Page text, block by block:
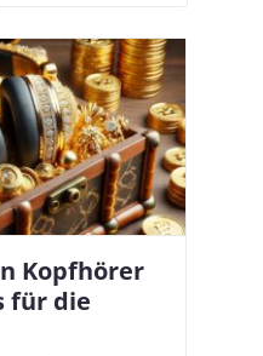
Kopfhörer
für die
2 und iOS
das neue
ein